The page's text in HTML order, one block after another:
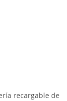
recargable de